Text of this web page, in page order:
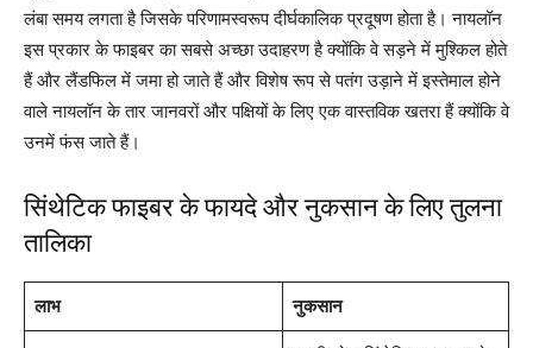
लंबा समय लगता है जिसके परिणामस्वरूप दीर्घकालिक प्रदूषण होता है। नायलॉन
इस प्रकार के फाइबर का सबसे अच्छा उदाहरण है क्योंकि वे सड़ने में मुश्किल होते
हैं और लैंडफिल में जमा हो जाते हैं और विशेष रूप से पतंग उड़ाने में इस्तेमाल होने
वाले नायलॉन के तार जानवरों और पक्षियों के लिए एक वास्तविक खतरा हैं क्योंकि वे
उनमें फंस जाते हैं।
सिंथेटिक फाइबर के फायदे और नुकसान के लिए तुलना
तालिका
लाभ नुकसान